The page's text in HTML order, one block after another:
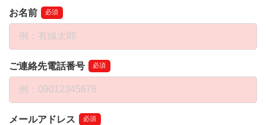
お名前 必須
ご連絡先電話番号 必須
メールアドレス 必須